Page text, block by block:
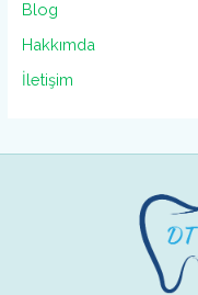
Blog
Hakkımda
İletişim